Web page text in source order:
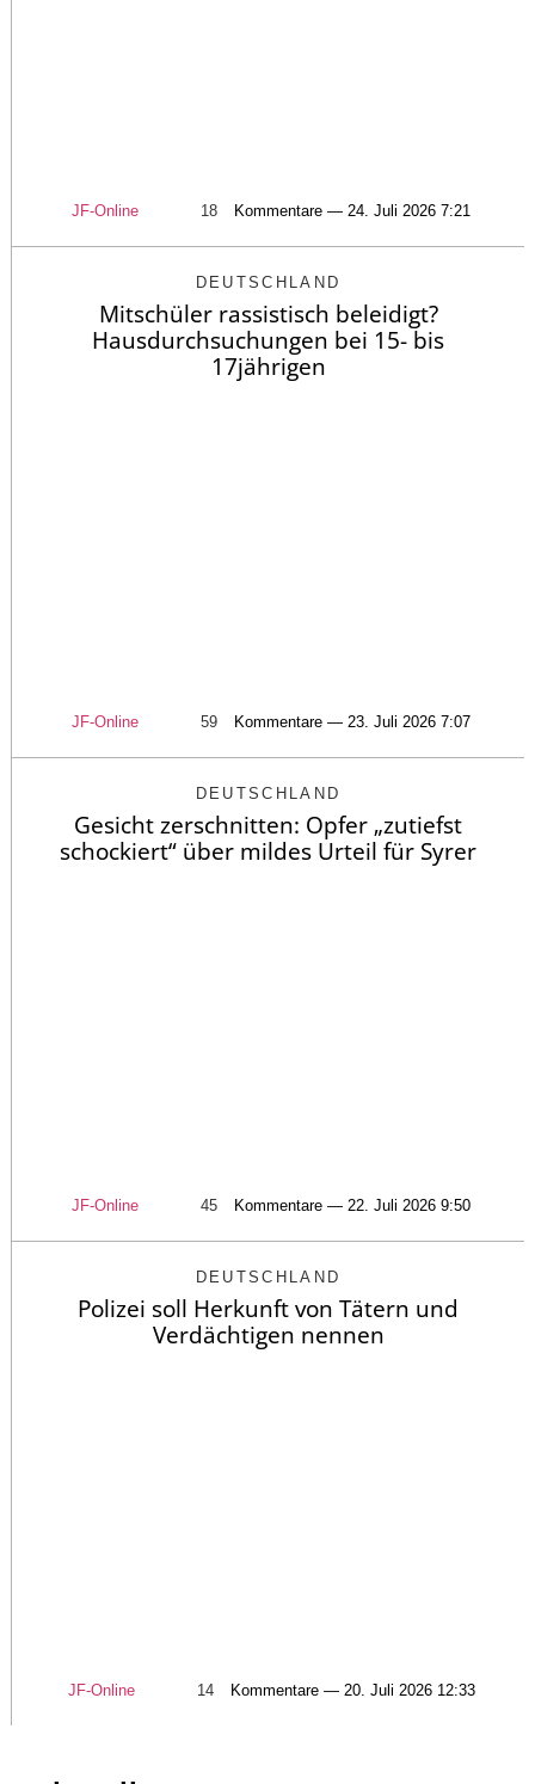
JF-Online 18 Kommentare — 24. Juli 2026 7:21
DEUTSCHLAND
Mitschüler rassistisch beleidigt?
Hausdurchsuchungen bei 15- bis
17jährigen
JF-Online 59 Kommentare — 23. Juli 2026 7:07
DEUTSCHLAND
Gesicht zerschnitten: Opfer „zutiefst
schockiert“ über mildes Urteil für Syrer
JF-Online 45 Kommentare — 22. Juli 2026 9:50
DEUTSCHLAND
Polizei soll Herkunft von Tätern und
Verdächtigen nennen
JF-Online 14 Kommentare — 20. Juli 2026 12:33